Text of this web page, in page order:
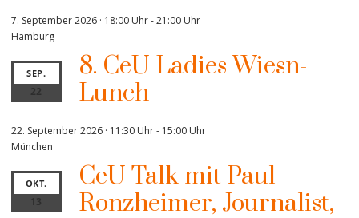
7. September 2026 · 18:00 Uhr-21:00 Uhr
Hamburg
SEP.
22
8. CeU Ladies Wiesn-
Lunch
22. September 2026 · 11:30 Uhr- 15:00 Uhr
München
OKT.
13
CeU Talk mit Paul
Ronzheimer, Journalist,